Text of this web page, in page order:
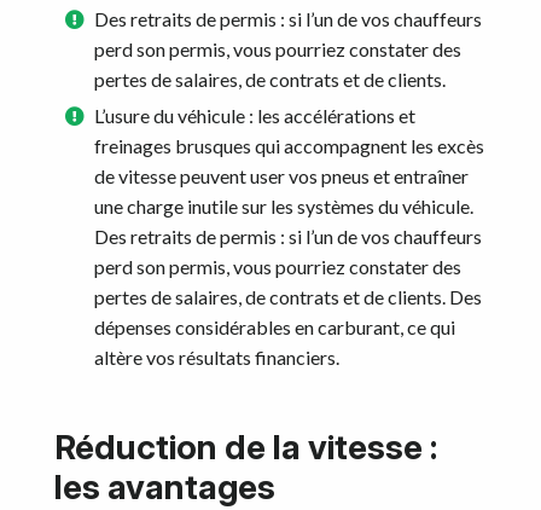
Des retraits de permis : si l’un de vos chauffeurs
perd son permis, vous pourriez constater des
pertes de salaires, de contrats et de clients.
L’usure du véhicule : les accélérations et
freinages brusques qui accompagnent les excès
de vitesse peuvent user vos pneus et entraîner
une charge inutile sur les systèmes du véhicule.
Des retraits de permis : si l’un de vos chauffeurs
perd son permis, vous pourriez constater des
pertes de salaires, de contrats et de clients. Des
dépenses considérables en carburant, ce qui
altère vos résultats financiers.
Réduction de la vitesse :
les avantages